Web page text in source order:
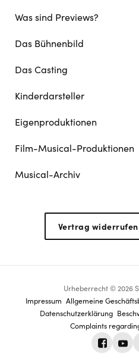
Was sind Previews?
Das Bühnenbild
Das Casting
Kinderdarsteller
Eigenproduktionen
Film-Musical-Produktionen
Musical-Archiv
Vertrag widerrufen
Urheberrecht © 2026
Footer
navigation
Impressum Allgemeine
Datenschutz­erklärung
Complaints
Facebook